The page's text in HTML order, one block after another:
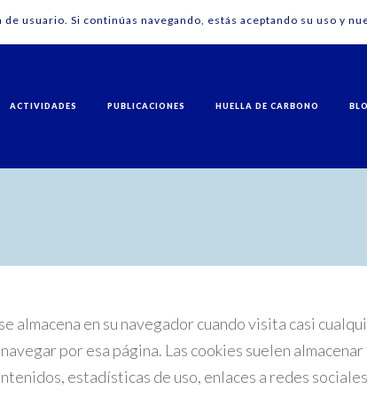
ACTIVIDADES PUBLICACIONES HUELLA DE CARBONO
almacena en su navegador cuando visita casi
por esa página. Las cookies suelen
estadísticas de uso, enlaces a redes
usuario. Si continúas navegando, estás aceptando su uso y